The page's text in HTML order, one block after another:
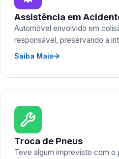
Assistência em
Automóvel envolvido em
responsável, preservando a
Saiba Mais
Troca de Pneus
Teve algum imprevisto com o